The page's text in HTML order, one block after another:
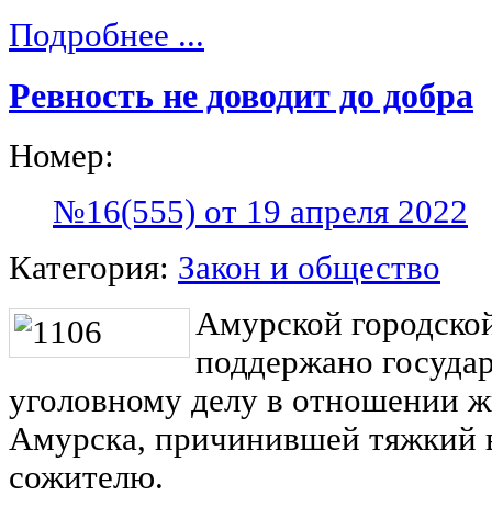
Подробнее ...
Ревность не доводит до добра
Номер:
№16(555) от 19 апреля 2022
Категория: Закон и общество
Амурской
поддержано
уголовному делу в отношении
Амурска, причинившей тяжкий
сожителю.